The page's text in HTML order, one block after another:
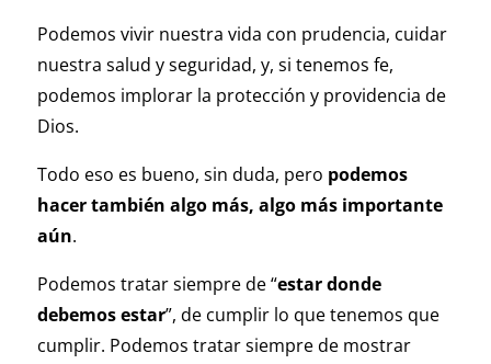
Podemos vivir nuestra vida con prudencia, cuidar
nuestra salud y seguridad, y, si tenemos fe,
podemos implorar la protección y providencia de
Dios.
Todo eso es bueno, sin duda, pero podemos
hacer también algo más, algo más importante
aún.
Podemos tratar siempre de “estar donde
debemos estar”, de cumplir lo que tenemos que
cumplir. Podemos tratar siempre de mostrar